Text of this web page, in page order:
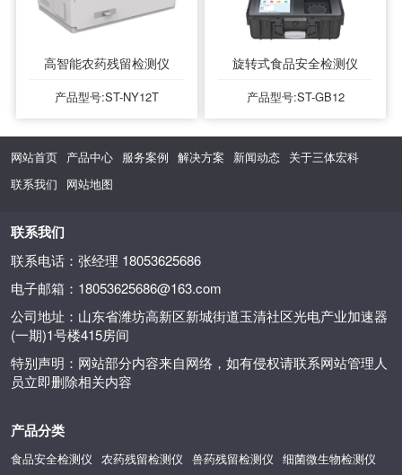
高智能农药残留检测仪
产品型号:ST-NY12T
旋转式食品安全检测仪
产品型号:ST-GB12
网站首页 产品中心 服务案例 解决方案 新闻动态 关于三体宏科
联系我们
网站地图
联系我们
联系电话：张经理 18053625686
电子邮箱：18053625686@163.com
公司地址：山东省潍坊高新区新城街道玉清社区光电产业加速器
(一期)1号楼415房间
特别声明：网站部分内容来自网络，如有侵权请联系网站管理人
员立即删除相关内容
产品分类
食品安全检测仪 农药残留检测仪 兽药残留检测仪 细菌微生物检测仪